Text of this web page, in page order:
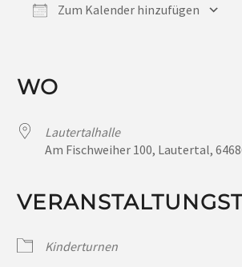
Zum Kalender hinzufügen
WO
Lautertalhalle
Am Fischweiher 100, Lautertal,
Kinderturnen